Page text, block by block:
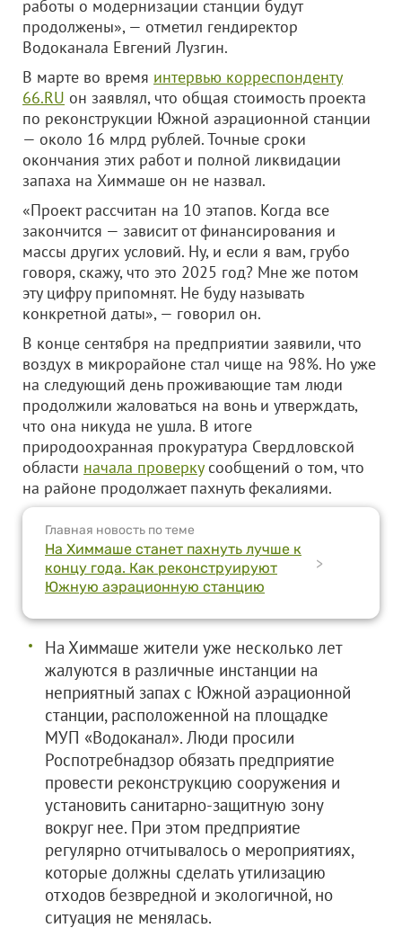
работы о модернизации станции будут
продолжены», — отметил гендиректор
Водоканала Евгений Лузгин.
В марте во время интервью корреспонденту
66.RU он заявлял, что общая стоимость проекта
по реконструкции Южной аэрационной станции
— около 16 млрд рублей. Точные сроки
окончания этих работ и полной ликвидации
запаха на Химмаше он не назвал.
«Проект рассчитан на 10 этапов. Когда все
закончится — зависит от финансирования и
массы других условий. Ну, и если я вам, грубо
говоря, скажу, что это 2025 год? Мне же потом
эту цифру припомнят. Не буду называть
конкретной даты», — говорил он.
В конце сентября на предприятии заявили, что
воздух в микрорайоне стал чище на 98%. Но уже
на следующий день проживающие там люди
продолжили жаловаться на вонь и утверждать,
что она никуда не ушла. В итоге
природоохранная прокуратура Свердловской
области начала проверкусообщений о том, что
на районе продолжает пахнуть фекалиями.
Главная новость по теме
На Химмаше станет пахнуть лучше к
концу года. Как реконструируют
Южную аэрационную станцию
>
На Химмаше жители уже несколько лет
жалуются в различные инстанции на
неприятный запах с Южной аэрационной
станции, расположенной на площадке
МУП «Водоканал». Люди просили
Роспотребнадзор обязать предприятие
провести реконструкцию сооружения и
установить санитарно-защитную зону
вокруг нее. При этом предприятие
регулярно отчитывалось о мероприятиях,
которые должны сделать утилизацию
отходов безвредной и экологичной, но
ситуация не менялась.